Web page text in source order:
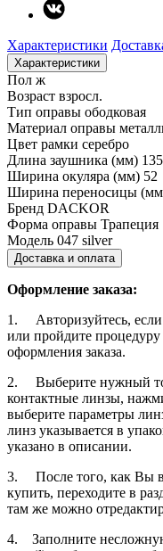
Характеристики
Характеристики
Пол ж
Возраст взросл.
Тип оправы ободковая
Материал оправы
Цвет рамки серебро
Длина заушника (мм) 135
Ширина окуляра (мм) 52
Ширина переносицы
Бренд DACKOR
Форма оправы Трапеция
Модель 047 silver
Доставка и оплата
Оформление заказа:
1. Авторизуйтесь, если
или пройдите
оформления заказа.
2. Выберите нужный
контактные линзы,
выберите параметры
линз указывается в
указано в описании.
3. После того, как Вы
купить, переходите в
там же можно
4. Заполните